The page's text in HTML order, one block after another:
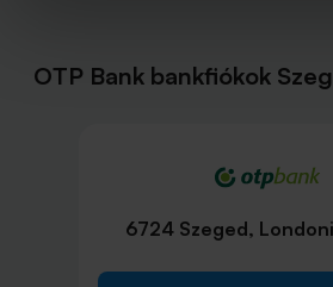
OTP Bank bankfiókok
6724 Szeged,